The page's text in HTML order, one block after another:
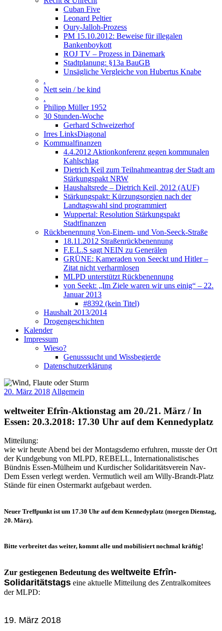
Cuban Five
Leonard Peltier
Oury-Jalloh-Prozess
PM 15.10.2012: Beweise für illegalen
Bankenboykott
ROJ TV – Prozess in Dänemark
Stadtplanung: §13a BauGB
Unsägliche Vergleiche von Hubertus Knabe
.
Nett sein / be kind
.
Philipp Müller 1952
30 Stunden-Woche
Gerhard Schweizerhof
Irres LinksDiagonal
Kommualfinanzen
4.4.2012 Aktionkonferenz gegen kommunalen
Kahlschlag
Dietrich Keil zum Teilnahmeantrag der Stadt am
Stärkungspakt NRW
Haushaltsrede – Dietrich Keil, 2012 (AUF)
Stärkungspakt: Kürzungsorgien nach der
Landtagswahl sind programmiert
Wuppertal: Resolution Stärkungspakt
Stadtfinanzen
Rückbenennung Von-Einem- und Von-Seeck-Straße
18.11.2012 Straßenrückbenennung
F.E.L.S sagt NEIN zu Generälen
GRÜNE: Kameraden von Seeckt und Hitler –
Zitat nicht verharmlosen
MLPD unterstützt Rückbenennung
von Seekt: „Im Ziele waren wir uns einig“ – 22.
Januar 2013
#8392 (kein Titel)
Haushalt 2013/2014
Drogengeschichten
Kalender
Impressum
Wieso?
Genusssucht und Wissbegierde
Datenschutzerklärung
20. März 2018 Allgemein
weltweiter Efrîn-Aktionstag am 20./21. März / In
Essen: 20.3.2018: 17.30 Uhr auf dem Kennedyplatz
Mitteilung:
wie wir heute Abend bei der Montagsdemo erfuhren, musste der Ort
der Kundgebung von MLPD, REBELL, Internationalistisches
Bündnis Essen-Mülheim und Kurdischer Solidaritätsverein Nav-
Dem Essen verlegt werden. Vermutlich weil am Willy-Brandt-Platz
Stände für einen Ostermarkt aufgebaut werden.
Neuer Treffpunkt ist um 17.30 Uhr auf dem Kennedyplatz (morgen Dienstag,
20. März).
Bitte verbreitet das weiter, kommt alle und mobilisiert nochmal kräftig!
Zur gestiegenen Bedeutung des weltweite Efrîn-
Solidaritätstags eine aktuelle Mitteilung des Zentralkomitees
der MLPD:
19. März 2018